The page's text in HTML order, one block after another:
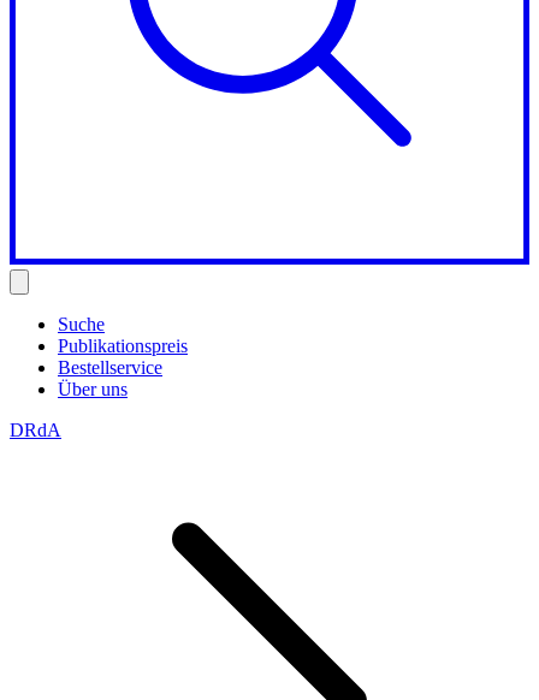
Suche
Publikationspreis
Bestellservice
Über uns
DRdA